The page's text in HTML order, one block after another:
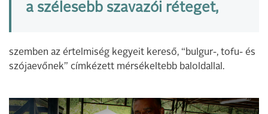
a szélesebb szavazói réteget,
szemben az értelmiség kegyeit kereső, “bulgur-, tofu- és
szójaevőnek” címkézett mérsékeltebb baloldallal.